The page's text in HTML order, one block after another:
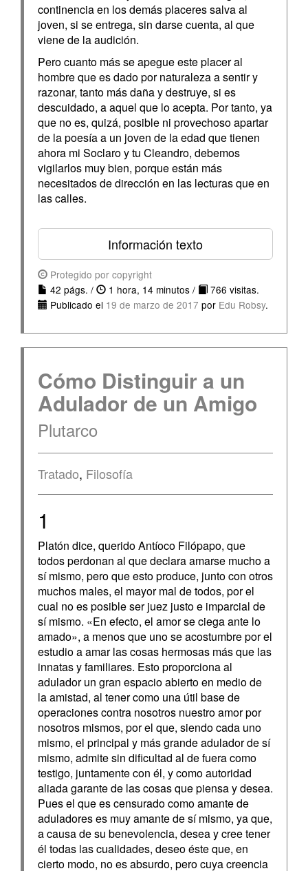
continencia en los demás placeres salva al
joven, si se entrega, sin darse cuenta, al que
viene de la audición.
Pero cuanto más se apegue este placer al
hombre que es dado por naturaleza a sentir y
razonar, tanto más daña y destruye, si es
descuidado, a aquel que lo acepta. Por tanto, ya
que no es, quizá, posible ni provechoso apartar
de la poesía a un joven de la edad que tienen
ahora mi Soclaro y tu Cleandro, debemos
vigilarlos muy bien, porque están más
necesitados de dirección en las lecturas que en
las calles.
Información texto
Protegido por copyright
42 págs. /
1 hora, 14 minutos /
766 visitas.
Publicado el 19 de marzo de 2017 por Edu Robsy.
Cómo Distinguir a un
Adulador de un Amigo
Plutarco
Tratado, Filosofía
1
Platón dice, querido Antíoco Filópapo, que
todos perdonan al que declara amarse mucho a
sí mismo, pero que esto produce, junto con otros
muchos males, el mayor mal de todos, por el
cual no es posible ser juez justo e imparcial de
sí mismo. «En efecto, el amor se ciega ante lo
amado», a menos que uno se acostumbre por el
estudio a amar las cosas hermosas más que las
innatas y familiares. Esto proporciona al
adulador un gran espacio abierto en medio de
la amistad, al tener como una útil base de
operaciones contra nosotros nuestro amor por
nosotros mismos, por el que, siendo cada uno
mismo, el principal y más grande adulador de sí
mismo, admite sin dificultad al de fuera como
testigo, juntamente con él, y como autoridad
aliada garante de las cosas que piensa y desea.
Pues el que es censurado como amante de
aduladores es muy amante de sí mismo, ya que,
a causa de su benevolencia, desea y cree tener
él todas las cualidades, deseo éste que, en
cierto modo, no es absurdo, pero cuya creencia